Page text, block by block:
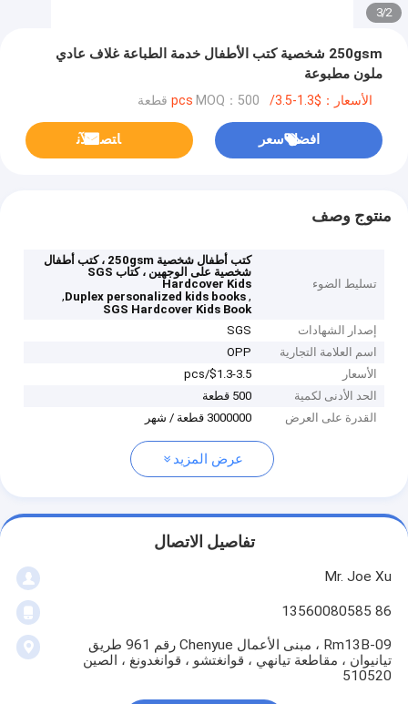
2
/
3
250gsm شخصية كتب الأطفال خدمة الطباعة غلاف عادي
ملون مطبوعة
الأسعار：$1.3-3.5/pcs MOQ：500 قطعة
افضل سعر ﺎﺘﺼﻟ ﺍﻶﻧ
منتوج وصف
تسليط الضوء
كتب أطفال شخصية 250gsm ، كتب أطفال
شخصية على الوجهين ، كتاب SGS
Hardcover Kids
,
Duplex personalized kids books
,
SGS Hardcover Kids Book
إصدار الشهادات
SGS
اسم العلامة التجارية
OPP
الأسعار
$1.3-3.5/pcs
الحد الأدنى لكمية
500 قطعة
القدرة على العرض
3000000 قطعة / شهر
عرض المزيد
تفاصيل الاتصال
Mr. Joe Xu
86 13560080585
Rm13B-09 ، مبنى الأعمال Chenyue رقم 961 طريق
تيانيوان ، مقاطعة تيانهي ، قوانغتشو ، قوانغدونغ ، الصين
510520